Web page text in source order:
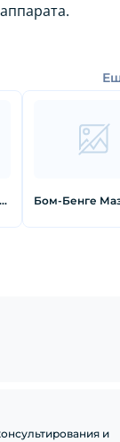
Вольтарен Таблетки покрытые пленочной оболочкой 50 мг 20 шт
и